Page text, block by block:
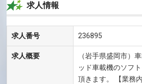
求人情報
求人番号 236895
求人概要
（岩手県盛岡市）
ッド車載機のソフ
頂きます。 【業務